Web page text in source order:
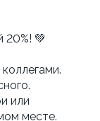
20%! 💚
или
месте.